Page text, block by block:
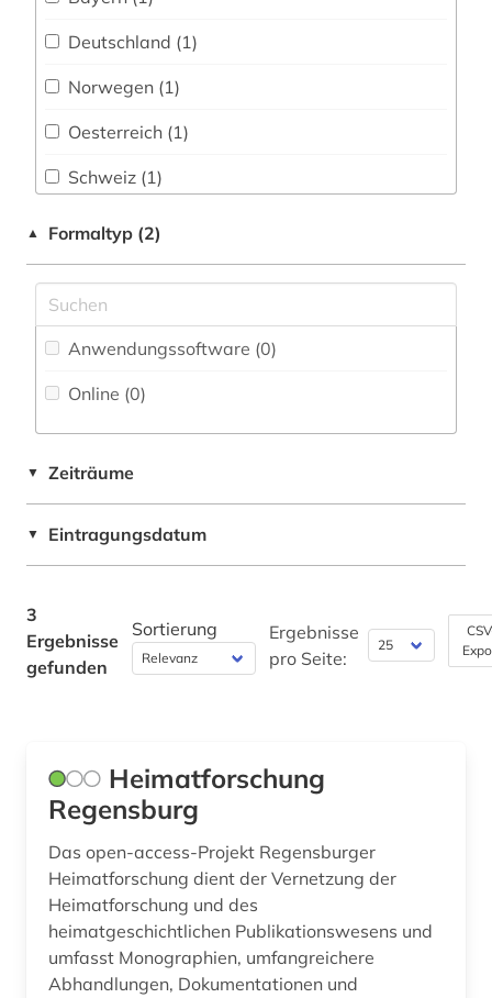
Portal (0)
(0
Zeitung (0)
Deutschland (1)
Norwegen (1)
Oesterreich (1)
Schweiz (1)
▲ Formaltyp (2)
Anwendungssoftware (0)
Online (0)
▼ Zeiträume
▼ Eintragungsdatum
3
Ergebnisse
gefunden
Sortierung
Ergebnisse
pro Seite:
Heimatforschung
Regensburg
Das open-access-Projekt Regensburger
Heimatforschung dient der Vernetzung der
Heimatforschung und des
heimatgeschichtlichen Publikationswesens und
umfasst Monographien, umfangreichere
Abhandlungen, Dokumentationen und